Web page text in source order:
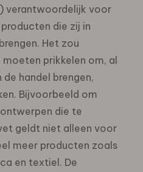
verantwoordelijk voor
die zij in
Het zou
prikkelen om, al
handel brengen,
Bijvoorbeeld om
die te
geldt niet alleen voor
meer producten zoals
en textiel. De